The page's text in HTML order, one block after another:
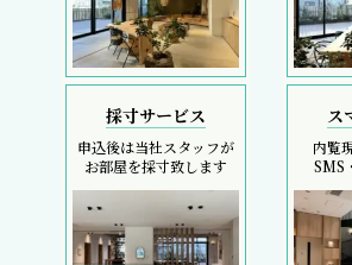
採寸サービス
申込後は当社スタッフが
お部屋を採寸致します
ス
内覧
SMS